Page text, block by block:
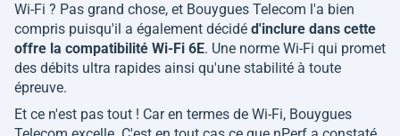
Wi-Fi ? Pas grand chose, et Bouygues Telecom l'a bien
compris puisqu'il a également décidé d'inclure dans cette
offre la compatibilité Wi-Fi 6E. Une norme Wi-Fi qui promet
des débits ultra rapides ainsi qu'une stabilité à toute
épreuve.
Et ce n'est pas tout ! Car en termes de Wi-Fi, Bouygues